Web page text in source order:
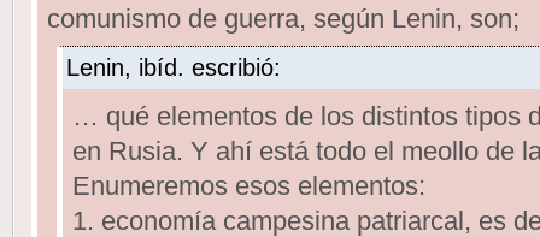
comunismo de guerra, según Lenin, son;
Lenin, ibíd. escribió:
… qué elementos de los distintos tipos
en Rusia. Y ahí está todo el meollo de
Enumeremos esos elementos:
1. economía campesina patriarcal, es